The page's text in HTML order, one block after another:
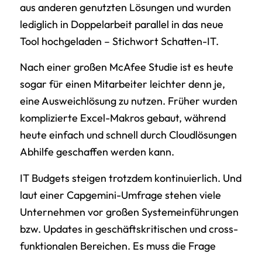
aus anderen genutzten Lösungen und wurden
lediglich in Doppelarbeit parallel in das neue
Tool hochgeladen – Stichwort Schatten-IT.
Nach einer großen McAfee Studie ist es heute
sogar für einen Mitarbeiter leichter denn je,
eine Ausweichlösung zu nutzen. Früher wurden
komplizierte Excel-Makros gebaut, während
heute einfach und schnell durch Cloudlösungen
Abhilfe geschaffen werden kann.
IT Budgets steigen trotzdem kontinuierlich. Und
laut einer Capgemini-Umfrage stehen viele
Unternehmen vor großen Systemeinführungen
bzw. Updates in geschäftskritischen und cross-
funktionalen Bereichen. Es muss die Frage